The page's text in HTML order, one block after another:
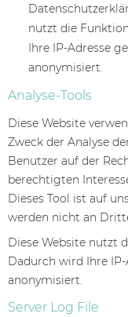
nutzt die
Ihre IP-Adresse
anonymisiert.
Analyse-Tools
Diese Website
Zweck der Analyse
Benutzer auf der
berechtigten
Dieses Tool ist auf
werden nicht an
Diese Website nutzt
Dadurch wird Ihre
anonymisiert.
Server Log File